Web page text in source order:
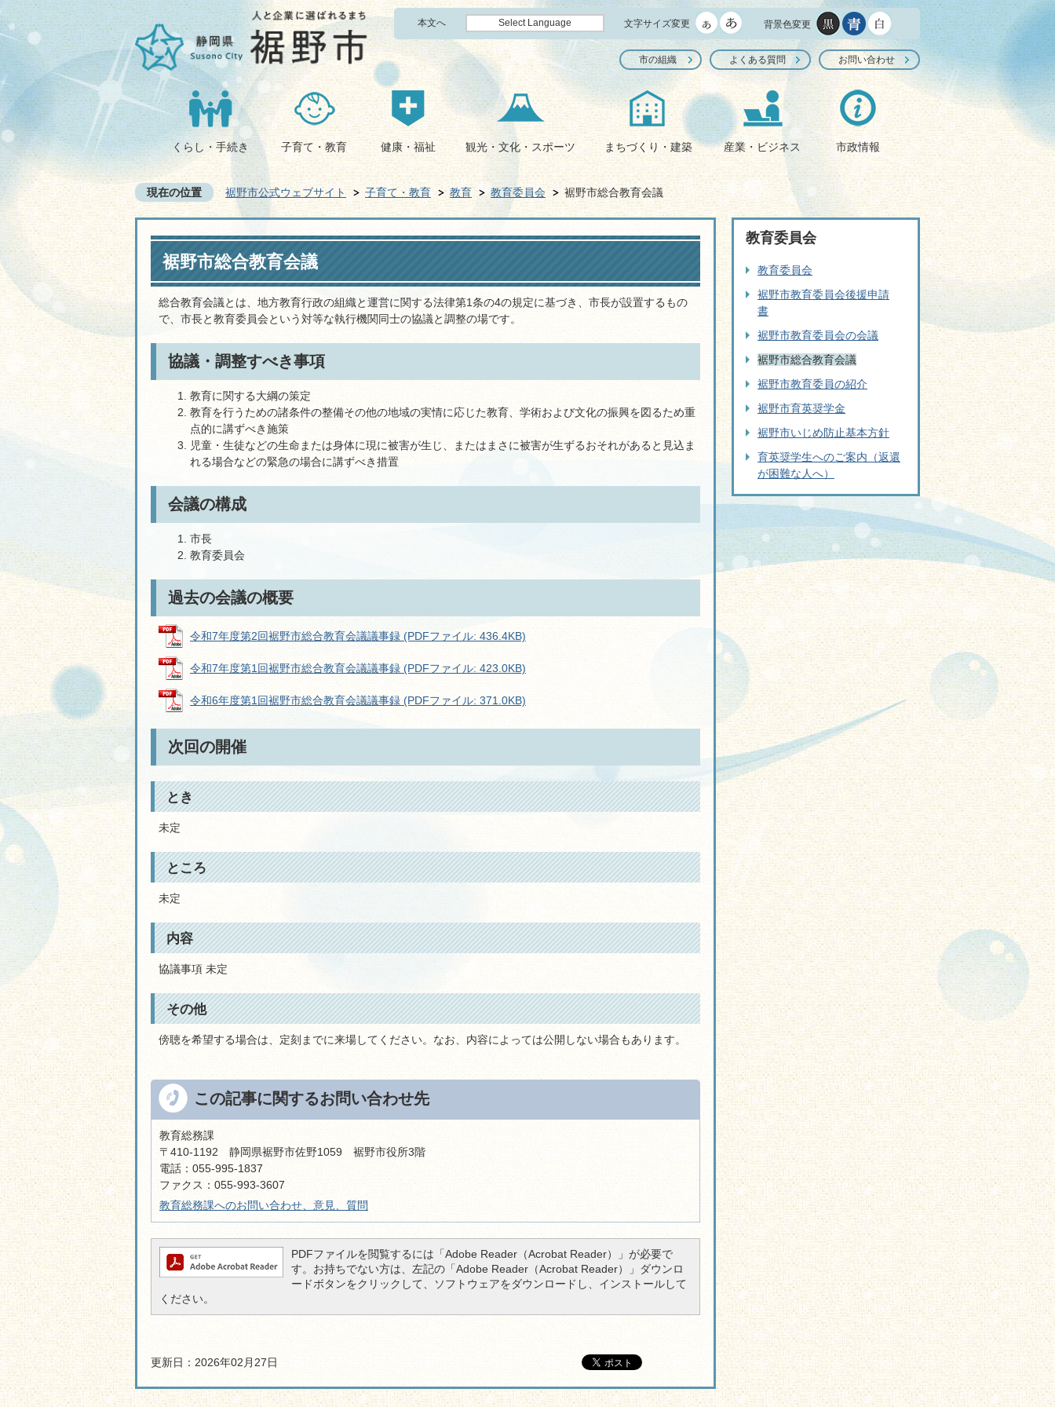
本文へ Select Language 文字サイズ変更 背景色変更
市の組織 よくある質問 お問い合わせ
くらし・手続き 子育て・教育 健康・福祉 観光・文化・スポーツ まちづくり・建築 産業・ビジネス 市政情報
現在の位置 裾野市公式ウェブサイト 子育て・教育 教育 教育委員会 裾野市総合教育会議
裾野市総合教育会議
総合教育会議とは、地方教育行政の組織と運営に関する法律第1条の4の規定に基づき、市長が設置するもの
で、市長と教育委員会という対等な執行機関同士の協議と調整の場です。
協議・調整すべき事項
教育に関する大綱の策定
教育を行うための諸条件の整備その他の地域の実情に応じた教育、学術および文化の振興を図るため重
点的に講ずべき施策
児童・生徒などの生命または身体に現に被害が生じ、またはまさに被害が生ずるおそれがあると見込ま
れる場合などの緊急の場合に講ずべき措置
会議の構成
市長
教育委員会
過去の会議の概要
令和7年度第2回裾野市総合教育会議議事録 (PDFファイル: 436.4KB)
令和7年度第1回裾野市総合教育会議議事録 (PDFファイル: 423.0KB)
令和6年度第1回裾野市総合教育会議議事録 (PDFファイル: 371.0KB)
次回の開催
とき
未定
ところ
未定
内容
協議事項 未定
その他
傍聴を希望する場合は、定刻までに来場してください。なお、内容によっては公開しない場合もあります。
この記事に関するお問い合わせ先
教育総務課
〒410-1192 静岡県裾野市佐野1059 裾野市役所3階
電話：055-995-1837
ファクス：055-993-3607
教育総務課へのお問い合わせ、意見、質問
PDFファイルを閲覧するには「Adobe Reader（Acrobat Reader）」が必要で
す。お持ちでない方は、左記の「Adobe Reader（Acrobat Reader）」ダウンロ
ードボタンをクリックして、ソフトウェアをダウンロードし、インストールして
ください。
更新日：2026年02月27日
教育委員会
教育委員会
裾野市教育委員会後援申請
書
裾野市教育委員会の会議
裾野市総合教育会議
裾野市教育委員の紹介
裾野市育英奨学金
裾野市いじめ防止基本方針
育英奨学生へのご案内（返還
が困難な人へ）